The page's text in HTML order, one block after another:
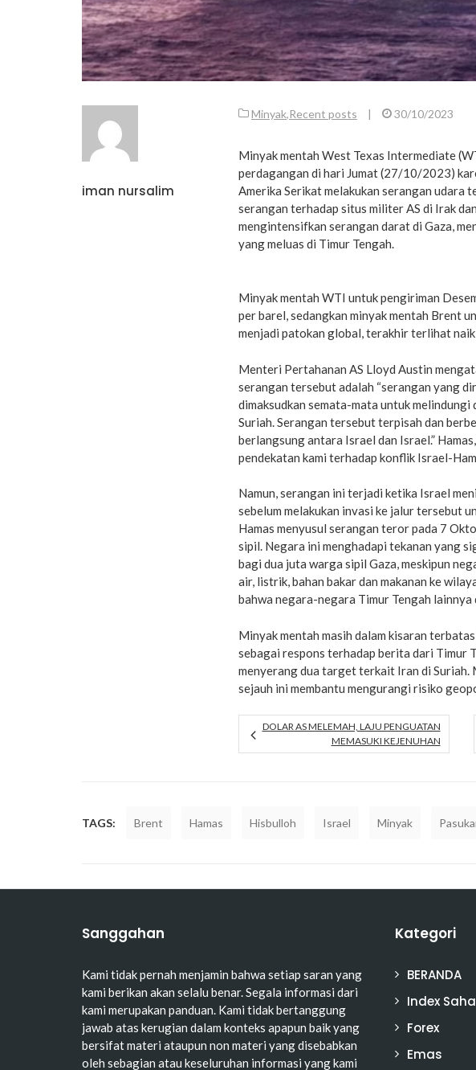
iman nursalim
Minyak,Recent posts | 30/10/2023
Minyak mentah West Texas Intermediate
perdagangan di hari Jumat (27/10/2023)
Amerika Serikat melakukan serangan udara
serangan terhadap situs militer AS di Irak
mengintensifkan serangan darat di Gaza,
yang meluas di Timur Tengah.
Minyak mentah WTI untuk pengiriman
per barel, sedangkan minyak mentah Brent
menjadi patokan global, terakhir terlihat
Menteri Pertahanan AS Lloyd Austin
serangan tersebut adalah “serangan yang
dimaksudkan semata-mata untuk melindungi
Suriah. Serangan tersebut terpisah dan
berlangsung antara Israel dan Israel.”
pendekatan kami terhadap konflik Israel-
Namun, serangan ini terjadi ketika Israel
sebelum melakukan invasi ke jalur tersebut
Hamas menyusul serangan teror pada 7
sipil. Negara ini menghadapi tekanan yang
bagi dua juta warga sipil Gaza, meskipun
air, listrik, bahan bakar dan makanan ke
bahwa negara-negara Timur Tengah
Minyak mentah masih dalam kisaran
sebagai respons terhadap berita dari Timur
menyerang dua target terkait Iran di Suriah.
sejauh ini membantu mengurangi risiko
DOLAR AS MELEMAH, LAJU PENGUATAN
MEMASUKI KEJENUHAN
TAGS: Brent Hamas Hisbulloh Israel Minyak
Sanggahan
Kami tidak pernah menjamin bahwa setiap saran yang
kami berikan akan selalu benar. Segala informasi dari
kami merupakan panduan. Kami tidak bertanggung
jawab atas kerugian dalam konteks apapun baik yang
bersifat materi ataupun non materi yang disebabkan
oleh sebagian atau keseluruhan informasi yang kami
Kategori
BERANDA
Index
Forex
Emas